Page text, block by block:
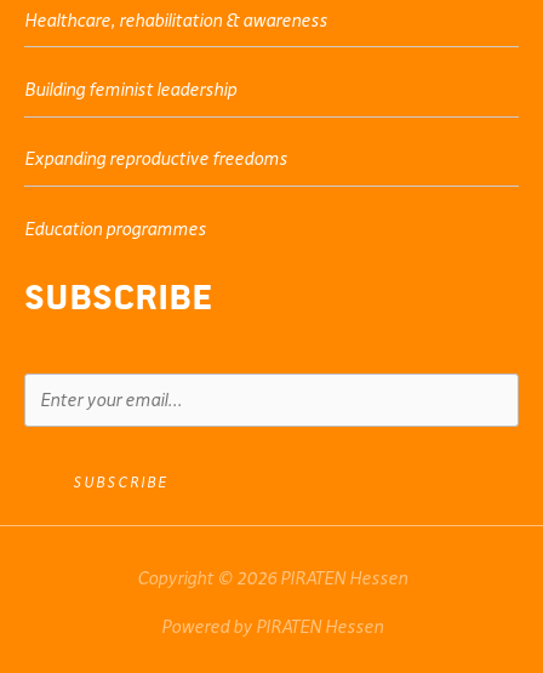
Healthcare, rehabilitation & awareness
Building feminist leadership
Expanding reproductive freedoms
Education programmes
Subscribe
SUBSCRIBE
Copyright © 2026 PIRATEN Hessen
Powered by PIRATEN Hessen